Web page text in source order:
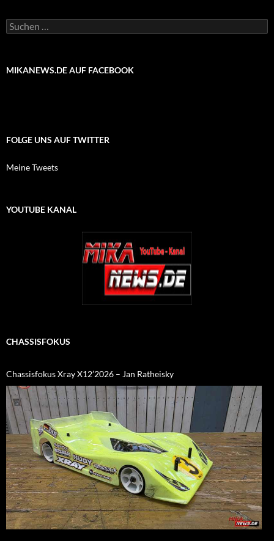
Suchen
nach:
MIKANEWS.DE AUF FACEBOOK
FOLGE UNS AUF TWITTER
Meine Tweets
YOUTUBE KANAL
CHASSISFOKUS
Chassisfokus Xray X12’2026 – Jan Ratheisky